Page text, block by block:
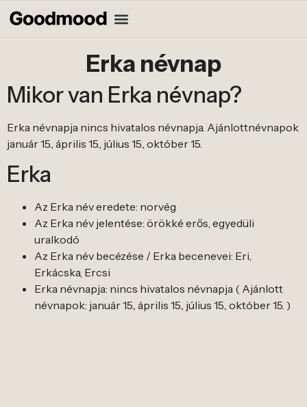
Erka névnap
Mikor van Erka névnap?
Erka névnapja nincs hivatalos névnapja. Ajánlottnévnapok
január 15., április 15., július 15., október 15.
Erka
Az Erka név eredete: norvég
Az Erka név jelentése: örökké erős, egyedüli
uralkodó
Az Erka név becézése / Erka becenevei: Eri,
Erkácska, Ercsi
Erka névnapja: nincs hivatalos névnapja ( Ajánlott
névnapok: január 15., április 15., július 15., október 15. )